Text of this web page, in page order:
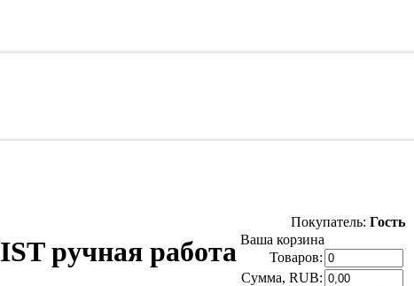
Покупатель: Гость
ручная работа Ваша корзина
Товаров:
Сумма, RUB: